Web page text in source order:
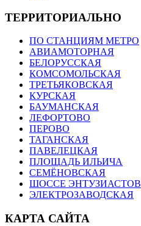
ТЕРРИТОРИАЛЬНО
ПО СТАНЦИЯМ МЕТРО
АВИАМОТОРНАЯ
БЕЛОРУССКАЯ
КОМСОМОЛЬСКАЯ
ТРЕТЬЯКОВСКАЯ
КУРСКАЯ
БАУМАНСКАЯ
ЛЕФОРТОВО
ПЕРОВО
ТАГАНСКАЯ
ПАВЕЛЕЦКАЯ
ПЛОЩАДЬ ИЛЬИЧА
СЕМЁНОВСКАЯ
ШОССЕ ЭНТУЗИАСТОВ
ЭЛЕКТРОЗАВОДСКАЯ
КАРТА САЙТА